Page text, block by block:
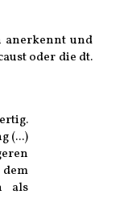
anerkennt und
oder die dt.
(...)
als